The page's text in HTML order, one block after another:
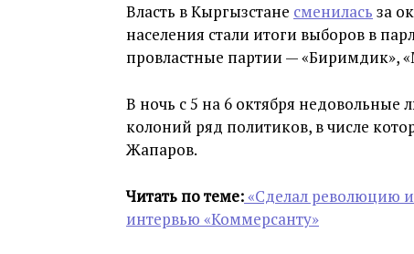
Власть в Кыргызстане сменилась за
населения стали итоги выборов в
провластные партии — «Биримдик»,
В ночь с 5 на 6 октября
колоний ряд политиков, в числе
Жапаров.
Читать по теме:«Сделал революцию
интервью «Коммерсанту»